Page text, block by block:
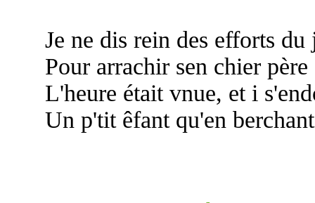
Je ne dis rein des efforts du
Pour arrachir sen chier
L'heure était vnue, et i
Un p'tit êfant qu'en